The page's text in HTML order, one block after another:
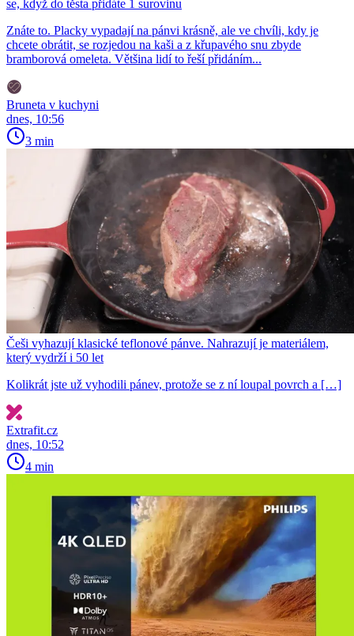
se, když do těsta přidáte 1 surovinu
Znáte to. Placky vypadají na pánvi krásně, ale ve chvíli, kdy je
chcete obrátit, se rozjedou na kaši a z křupavého snu zbyde
bramborová omeleta. Většina lidí to řeší přidáním...
Bruneta v kuchyni
dnes, 10:56
3 min
Češi vyhazují klasické teflonové pánve. Nahrazují je materiálem,
který vydrží i 50 let
Kolikrát jste už vyhodili pánev, protože se z ní loupal povrch a […]
Extrafit.cz
dnes, 10:52
4 min